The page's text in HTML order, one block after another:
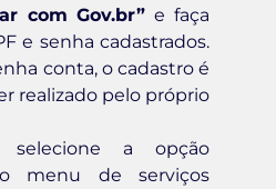
com Gov.br” e faça
e senha cadastrados.
conta, o cadastro é
realizado pelo próprio
a opção
menu de serviços